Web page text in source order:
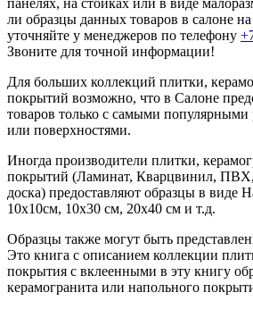
панелях, на стойках или в виде
ли образцы данных товаров в салоне
уточняйте у менеджеров по телефону
Звоните для точной информации!
Для больших коллекций плитки,
покрытий возможно, что в Салоне
товаров только с самыми популярными
или поверхностями.
Иногда производители плитки,
покрытий (Ламинат, Кварцвинил, ПВХ,
доска) предоставляют образцы в виде
10х10см, 10х30 см, 20х40 см и т.д.
Образцы также могут быть
Это книга с описанием коллекции
покрытия с вклеенными в эту книгу
керамогранита или напольного